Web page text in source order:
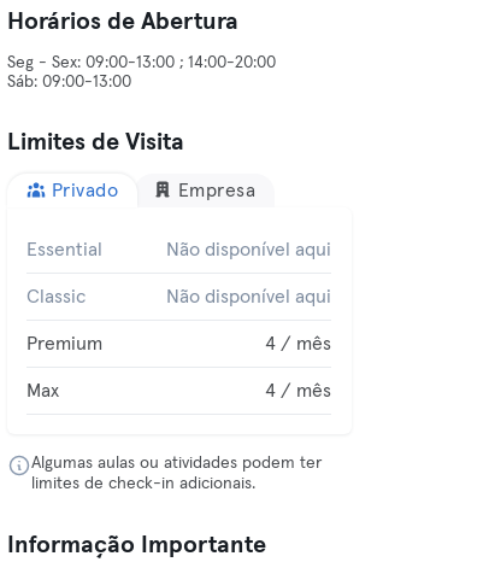
Horários de Abertura
Seg - Sex: 09:00-13:00 ; 14:00-20:00
Sáb: 09:00-13:00
Limites de Visita
Privado Empresa
Essential Não disponível aqui
Classic Não disponível aqui
Premium 4 / mês
Max 4 / mês
Algumas aulas ou atividades podem ter
limites de check-in adicionais.
Informação Importante